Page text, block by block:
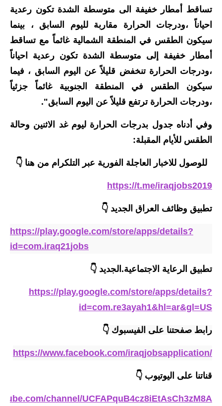
المرحلة الابتدائية
المرحلة المتوسطة
المرحلة الاعدادية
دروس
المرحلة الابتدائية
المرحلة المتوسطة
المرحلة الاعدادية
الجامعات
اخبار وقرارات وزارة التعليم
العالي
تساقط أمطار خفيفة الى متوسطة الشدة تكون رعدية
احياناً ،ودرجات الحرارة مقاربة لليوم السابق ، بينما
سيكون الطقس في المنطقة الشمالية غائماً مع تساقط
أمطار خفيفة إلى متوسطة الشدة تكون رعدية احياناً
،ودرجات الحرارة تنخفض قليلاً عن اليوم السابق ، فيما
سيكون الطقس في المنطقة الجنوبية غائماً جزئياً
،ودرجات الحرارة ترتفع قليلاً عن اليوم السابق".
وفي أدناه جدول بدرجات الحرارة ليوم غد الاثنين وحالة
الطقس للأيام المقبلة:
للوصول للاخبار العاجلة الفورية عبر التلكرام من هنا 👇
https://t.me/iraqjobs2019
تطبيق وظائف العراق الجديد 👇
https://play.google.com/store/apps/details?
id=com.iraq21jobs
تطبيق الرعاية الاجتماعية. الجديد 👇
https://play.google.com/store/apps/details?
id=com.re3ayah1&hl=ar&gl=US
رابط صفحتنا على الفيسبوك 👇
https://www.facebook.com/iraqjobsapplication/
قناتنا على اليوتيوب 👇
channel/UCFAPquB4cz8iEtAsCh3zM8A